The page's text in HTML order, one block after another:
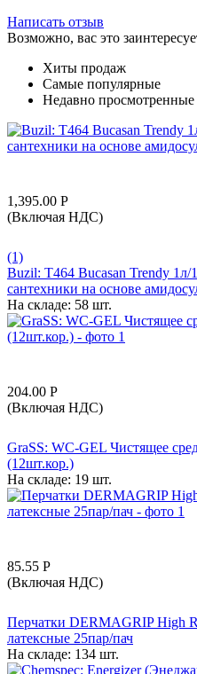
Написать отзыв
Возможно, вас это
Хиты продаж
Самые популярные
Недавно просмотренные
1,395.00 Р
(Включая НДС)
(1)
Buzil: T464 Bucasan Trendy
сантехники на основе
На складе: 58 шт.
204.00 Р
(Включая НДС)
GraSS: WC-GEL Чистящее
(12шт.кор.)
На складе: 19 шт.
85.55 Р
(Включая НДС)
Перчатки DERMAGRIP High
латексные 25пар/пач
На складе: 134 шт.